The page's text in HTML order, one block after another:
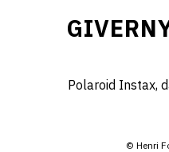
Polaroid Instax,
© Henri